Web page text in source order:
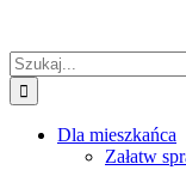
Szukaj
Dla mieszkańca
Załatw